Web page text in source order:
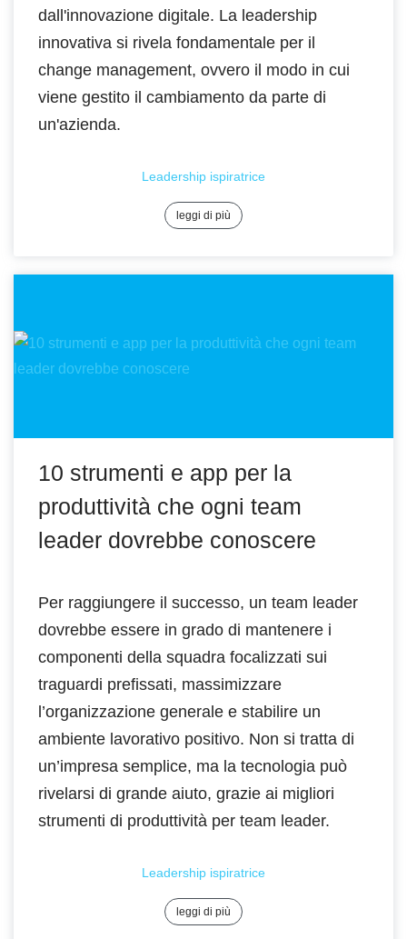
dall'innovazione digitale. La leadership
innovativa si rivela fondamentale per il
change management, ovvero il modo in cui
viene gestito il cambiamento da parte di
un'azienda.
leggi di più
Leadership ispiratrice
10 strumenti e app per la
produttività che ogni team
leader dovrebbe conoscere
Per raggiungere il successo, un team leader
dovrebbe essere in grado di mantenere i
componenti della squadra focalizzati sui
traguardi prefissati, massimizzare
l’organizzazione generale e stabilire un
ambiente lavorativo positivo. Non si tratta di
un’impresa semplice, ma la tecnologia può
rivelarsi di grande aiuto, grazie ai migliori
strumenti di produttività per team leader.
leggi di più
Leadership ispiratrice